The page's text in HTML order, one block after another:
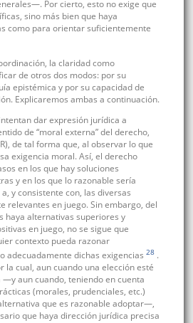
Por cierto, esto no exige que
sino más bien que haya
como para orientar suficientemente
la claridad como
de otros dos modos: por su
epistémica y por su capacidad de
Explicaremos ambas a continuación.
dar expresión jurídica a
de “moral externa” del derecho,
de tal forma que, al observar lo que
exigencia moral. Así, el derecho
en los que hay soluciones
y en los que lo razonable sería
y consistente con, las diversas
relevantes en juego. Sin embargo, del
haya alternativas superiores y
en juego, no se sigue que
contexto pueda razonar
adecuadamente dichas exigencias 28 .
la cual, aun cuando una elección esté
aun cuando, teniendo en cuenta
(morales, prudenciales, etc.)
que es razonable adoptar—,
que haya dirección jurídica precisa